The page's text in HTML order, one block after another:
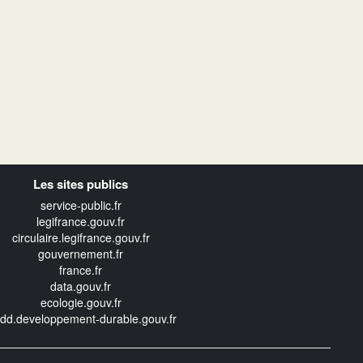
Les sites publics
service-public.fr
legifrance.gouv.fr
circulaire.legifrance.gouv.fr
gouvernement.fr
france.fr
data.gouv.fr
ecologie.gouv.fr
durable.gouv.fr